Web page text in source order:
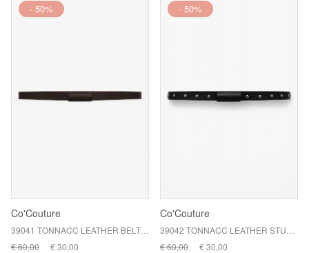
- 50%
Co'Couture
€ 60,00
€ 30,00
- 50%
Co'Couture
€ 60,00
€ 30,00